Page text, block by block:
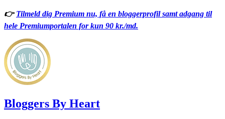
Videre
indhold
👉Tilmeld dig Premium nu, få en bloggerprofil samt adgang til
hele Premiumportalen for kun 90 kr./md.
Bloggers By Heart